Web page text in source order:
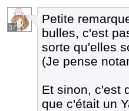
37
Petite
bulles, c'est
sorte qu'elles
(Je pense
Et sinon, c'est
que c'était un